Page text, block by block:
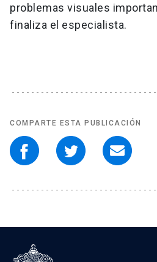
problemas visuales
finaliza el especialista.
COMPARTE ESTA PUBLICACIÓN